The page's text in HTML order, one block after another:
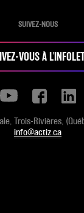
SUIVEZ-NOUS
VOUS À
Trois-Rivières,
info@actiz.ca